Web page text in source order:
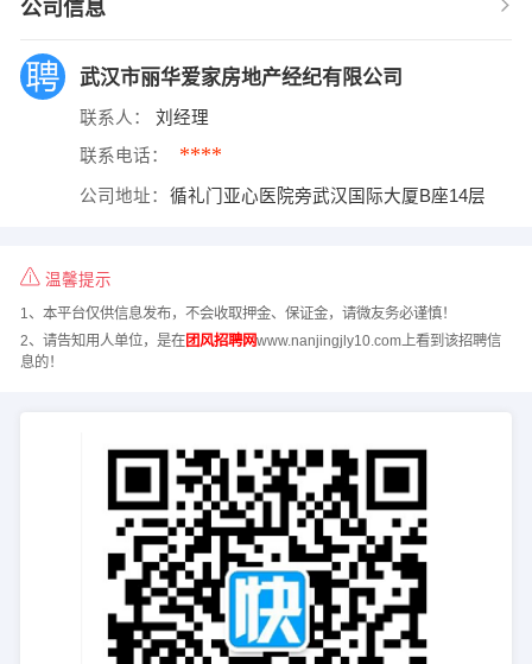
公司信息
武汉市丽华爱家房地产经纪有限公司
联系人： 刘经理
联系电话： ****
公司地址： 循礼门亚心医院旁武汉国际大厦B座14层
温馨提示
1、本平台仅供信息发布，不会收取押金、保证金，请微友务必谨慎！
2、请告知用人单位，是在团风招聘网www.nanjingjly10.com上看到该招聘信
息的！